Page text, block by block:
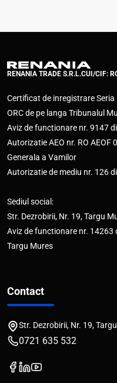
RENANIA TRADE S.R.L.CUI/CIF:
Certificat de inregistrare
ORC de pe langa Tribunalul
Aviz de functionare nr. 9147
Autorizatie AEO nr. RO
Generala a Vamilor
Autorizatie de mediu nr. 126
Sediul social:
Str. Dezrobirii, Nr. 19, Targu
Aviz de functionare nr. 14263
Targu Mures
Contact
Str. Dezrobirii, Nr. 19,
0721 635 532